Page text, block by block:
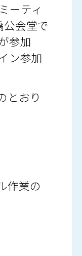
ーティ
公会堂で
参加
ン参加
とおり
作業の